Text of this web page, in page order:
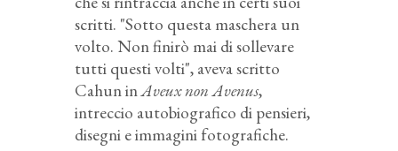
scritti. "Sotto questa maschera un
volto. Non finirò mai di sollevare
tutti questi volti", aveva scritto
Cahun inAveux non Avenus,
intreccio autobiografico di pensieri,
disegni e immagini fotografiche.